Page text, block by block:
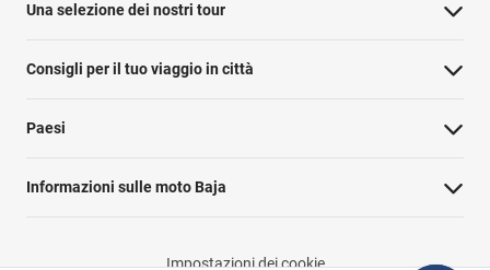
Una selezione dei nostri tour
Consigli per il tuo viaggio in città
Paesi
Informazioni sulle moto Baja
Impostazioni dei cookie